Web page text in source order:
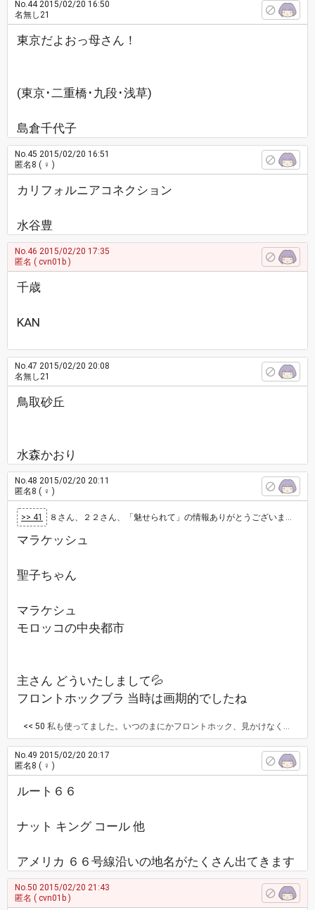
No.442015/02/20 16:50
名無し21
東京だよおっ母さん！
(東京･二重橋･九段･浅草)
島倉千代子
No.45 2015/02/20 16:51
匿名8 ( ♀ )
カリフォルニアコネクション
水谷豊
No.46 2015/02/20 17:35
匿名 ( cvn01b )
千歳
KAN
No.47 2015/02/20 20:08
名無し21
鳥取砂丘
水森かおり
No.48 2015/02/20 20:11
匿名8 ( ♀ )
>> 41 ８さん、２２さん、「魅せられて」の情報ありがとうございます。 私は、ワコールの下着の印象(フロントホック？)が強くて、映画のシーンは覚えて…
マラケッシュ
聖子ちゃん
マラケシュ
モロッコの中央都市
主さん どういたしまして💦
フロントホックブラ 当時は画期的でしたね
<< 50 私も使ってました。いつのまにかフロントホック、見かけなくなったような‥‥ 飛んでイスタンブール 庄野真代 トルコの都市
No.49 2015/02/20 20:17
匿名8 ( ♀ )
ルート６６
ナット キング コール 他
アメリカ ６６号線沿いの地名がたくさん出てきます
No.50 2015/02/20 21:43
匿名 ( cvn01b )